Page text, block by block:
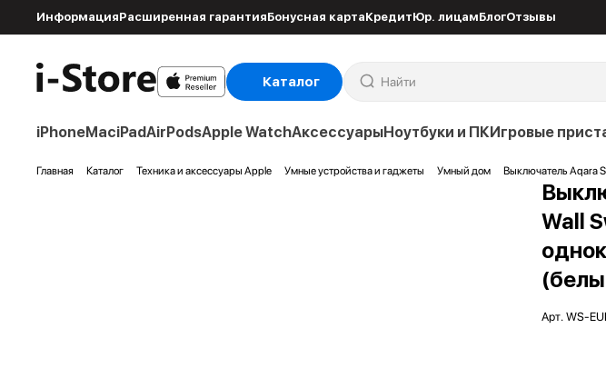
ИнформацияРасширенная гарантияБонусная картаКредитЮр. лицамБлогОтзывы
Каталог
iPhoneMaciPadAirPodsApple WatchАксессуарыНоутбуки и ПКИгровые
Главная Каталог Техника и аксессуары Apple Умные устройства и гаджеты Умный дом Выключатель Aqara
Wall
Арт.WS-